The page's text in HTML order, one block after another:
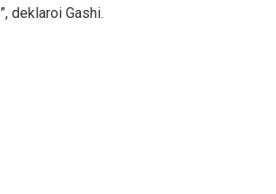
”, deklaroi Gashi.